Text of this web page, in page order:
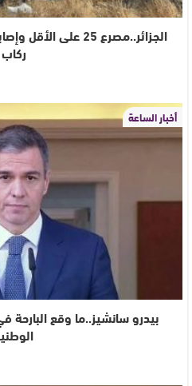
الجزائر..مصرع 25
ركاب
أخبار الساعة
بيدرو سانشيز..ما وقع